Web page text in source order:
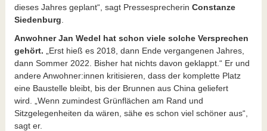
dieses Jahres geplant“, sagt Pressesprecherin Constanze
Siedenburg
Anwohner Jan Wedel hat schon viele solche Versprechen
gehört. „Erst hieß es 2018, dann Ende vergangenen Jahres,
dann Sommer 2022. Bisher hat nichts davon geklappt.“ Er und
andere Anwohner:innen kritisieren, dass der komplette Platz
eine Baustelle bleibt, bis der Brunnen aus China geliefert
wird. „Wenn zumindest Grünflächen am Rand und
Sitzgelegenheiten da wären, sähe es schon viel schöner aus“,
sagt er.